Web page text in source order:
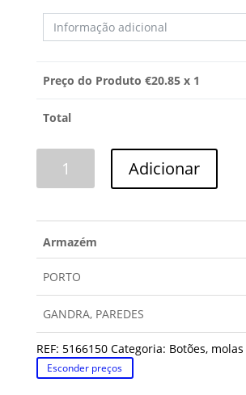
Preço do Produto €20.85 x 1
Total
Adicionar
Armazém
PORTO
GANDRA, PAREDES
REF: 5166150 Categoria: Botões,
Esconder preços